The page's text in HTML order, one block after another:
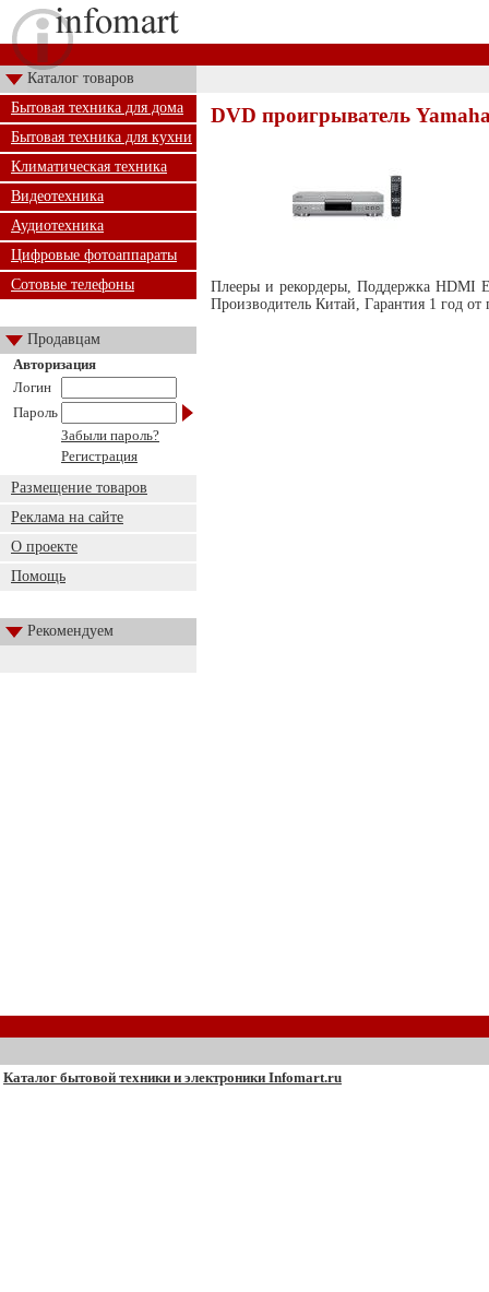
Каталог товаров
Бытовая техника для дома
Бытовая техника для кухни
Климатическая техника
Видеотехника
Аудиотехника
Цифровые фотоаппараты
Сотовые телефоны
Продавцам
Авторизация
Логин
Пароль
Забыли пароль?
Регистрация
Размещение товаров
Реклама на сайте
О проекте
Помощь
Рекомендуем
DVD проигрыватель
Плееры и рекордеры, Поддержка
Производитель Китай, Гарантия 1 год
Каталог бытовой техники и электроники Infomart.ru